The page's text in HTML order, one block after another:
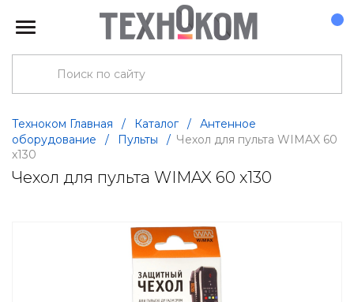
Техноком Главная / Каталог /
Антенное
оборудование
/ Пульты / Чехол для пульта WIMAX 60
x130
Чехол для пульта WIMAX 60 x130